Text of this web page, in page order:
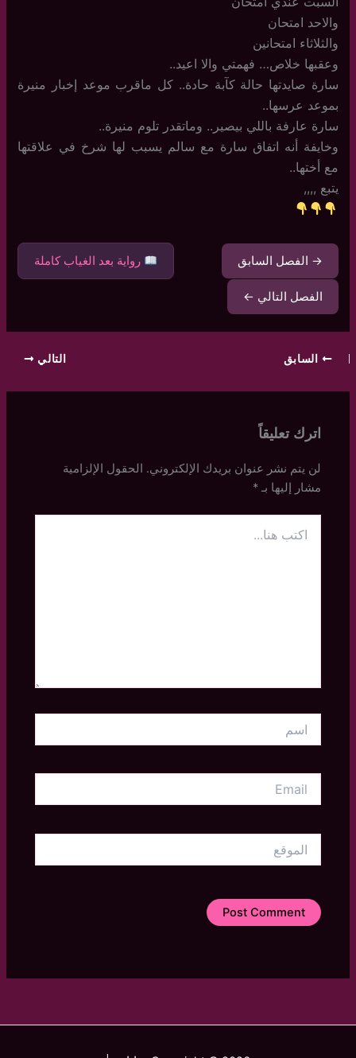
والاحد امتحان
والثلاثاء امتحانين
وعقبها خلاص… فهمتي والا اعيد..
سارة صايدتها حالة كآبة حادة.. كل ماقرب موعد إخبار منيرة
بموعد عرسها..
سارة عارفة باللي بيصير.. وماتقدر تلوم منيرة..
وخايفة أنه اتفاق سارة مع سالم يسبب لها شرخ في علاقتها
مع أختها..
يتبع ,,,,
→ الفصل السابق رواية بعد الغياب كاملة
الفصل التالي ←
السابق التالي
اترك تعليقاً
لن يتم نشر عنوان بريدك الإلكتروني. الحقول الإلزامية
مشار إليها بـ*
هنا...